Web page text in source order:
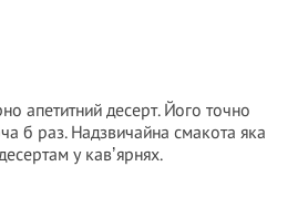
апетитний десерт. Його точно
б раз. Надзвичайна смакота яка
у кавʼярнях.